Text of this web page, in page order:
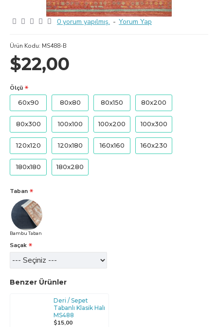
0 yorum yapılmış. - Yorum Yap
$22,00
Ürün Kodu: MS488-B
Ölçü
60x90
80x80 80x150 80x200
80x300 100x100 100x200 100x300
120x120 120x180 160x160 160x230
180x180 180x280
Taban
Bambu Taban
Saçak
Benzer Ürünler
Deri / Sepet
Tabanlı Klasik Halı
MS488
$15,00